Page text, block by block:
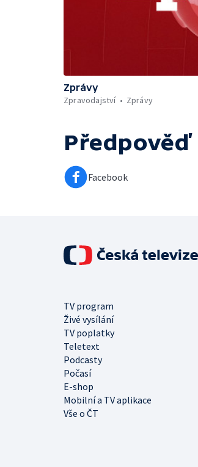
Zprávy
Zpravodajství
Zprávy
Předpověď
Facebook
TV program
Živé vysílání
TV poplatky
Teletext
Podcasty
Počasí
E-shop
Mobilní a TV aplikace
Vše o ČT